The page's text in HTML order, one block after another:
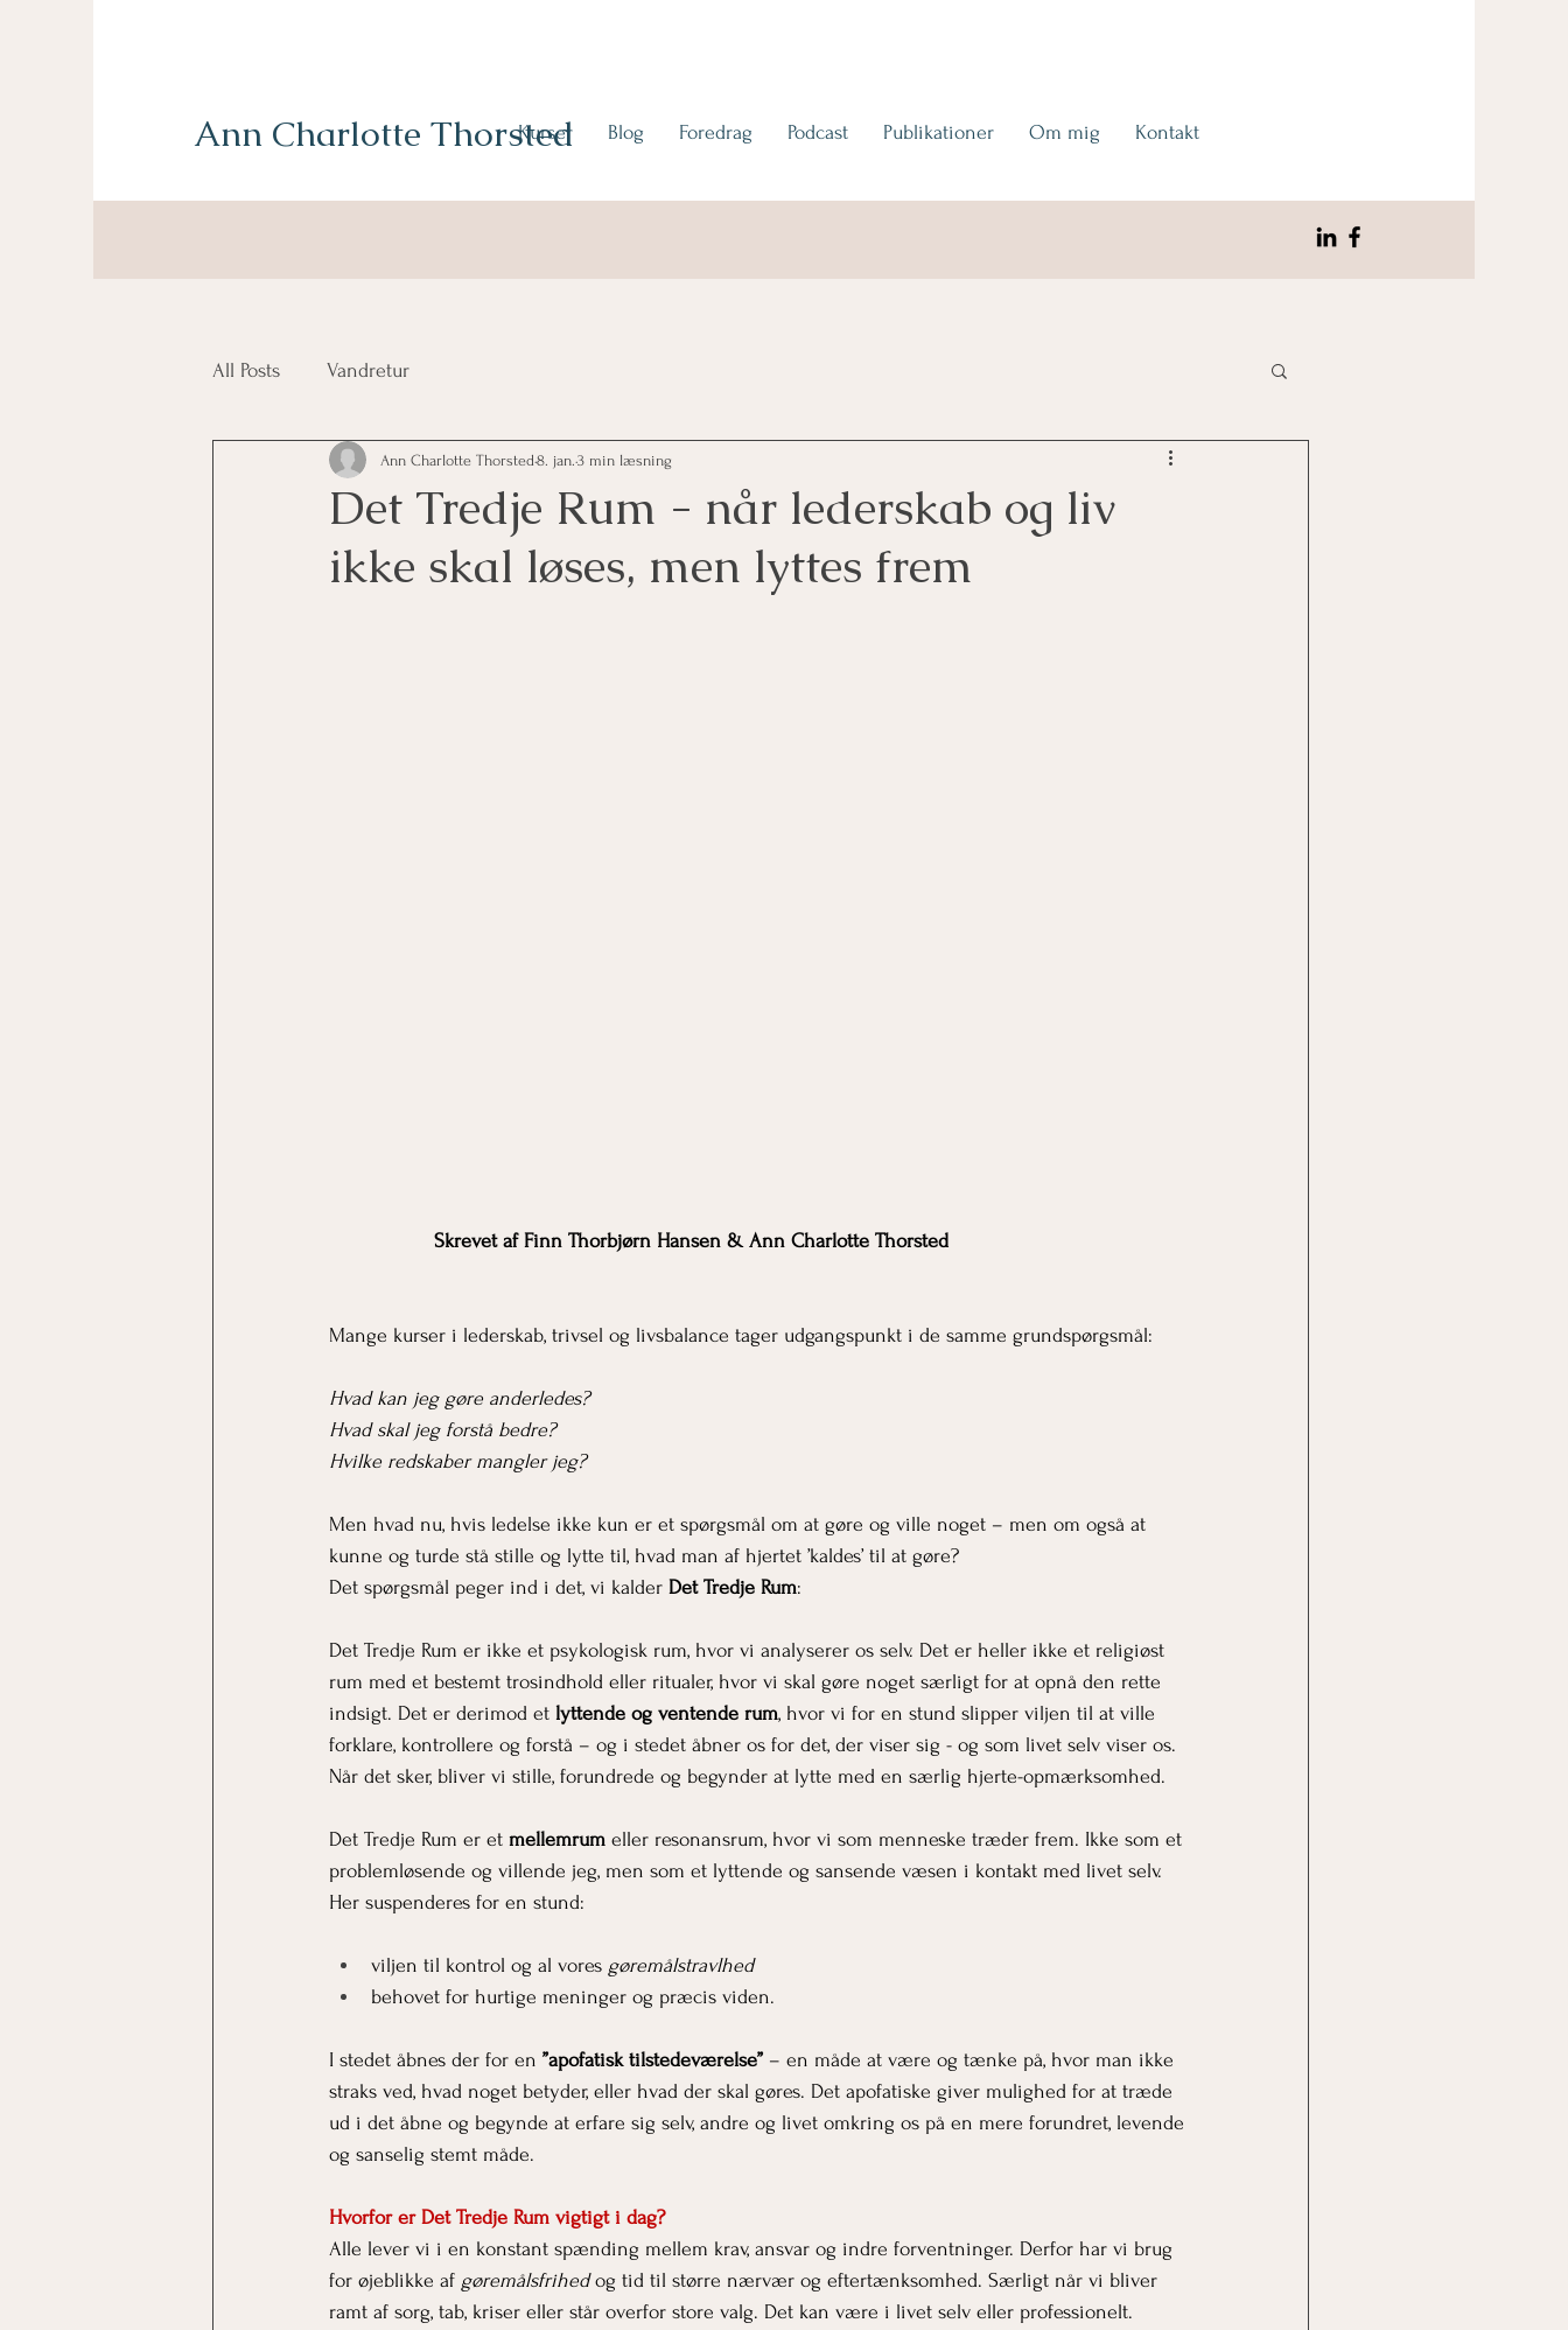
Ann Charlotte Thorsted
Kurser Blog Foredrag Podcast Publikationer Om mig Kontakt
All Posts Vandretur
Det Tredje Rum - når lederskab og liv
ikke skal løses, men lyttes frem
Ann Charlotte Thorsted 8. jan. 3 min læsning
                  Skrevet af Finn Thorbjørn Hansen & Ann Charlotte Thorsted
Mange kurser i lederskab, trivsel og livsbalance tager udgangspunkt i de samme grundspørgsmål:
Hvad kan jeg gøre anderledes?
Hvad skal jeg forstå bedre?
Hvilke redskaber mangler jeg?
Men hvad nu, hvis ledelse ikke kun er et spørgsmål om at gøre og ville noget – men om også at
kunne og turde stå stille og lytte til, hvad man af hjertet ’kaldes’ til at gøre?
Det spørgsmål peger ind i det, vi kalder Det Tredje Rum:
Det Tredje Rum er ikke et psykologisk rum, hvor vi analyserer os selv. Det er heller ikke et religiøst
rum med et bestemt trosindhold eller ritualer, hvor vi skal gøre noget særligt for at opnå den rette
indsigt. Det er derimod et lyttende og ventende rum, hvor vi for en stund slipper viljen til at ville
forklare, kontrollere og forstå – og i stedet åbner os for det, der viser sig - og som livet selv viser os.
Når det sker, bliver vi stille, forundrede og begynder at lytte med en særlig hjerte-opmærksomhed.
Det Tredje Rum er et mellemrum eller resonansrum, hvor vi som menneske træder frem. Ikke som et
problemløsende og villende jeg, men som et lyttende og sansende væsen i kontakt med livet selv.
Her suspenderes for en stund:
viljen til kontrol og al vores gøremålstravlhed
behovet for hurtige meninger og præcis viden.
I stedet åbnes der for en ”apofatisk tilstedeværelse” – en måde at være og tænke på, hvor man ikke
straks ved, hvad noget betyder, eller hvad der skal gøres. Det apofatiske giver mulighed for at træde
ud i det åbne og begynde at erfare sig selv, andre og livet omkring os på en mere forundret, levende
og sanselig stemt måde.
Hvorfor er Det Tredje Rum vigtigt i dag?
Alle lever vi i en konstant spænding mellem krav, ansvar og indre forventninger. Derfor har vi brug
for øjeblikke af gøremålsfrihed og tid til større nærvær og eftertænksomhed. Særligt når vi bliver
ramt af sorg, tab, kriser eller står overfor store valg. Det kan være i livet selv eller professionelt.